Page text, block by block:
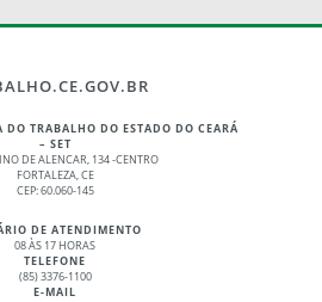
DO TRABALHO DO ESTADO DO CEARÁ
– SET
DE ALENCAR, 134 -CENTRO
FORTALEZA, CE
CEP: 60.060-145
DE ATENDIMENTO
08 ÀS 17 HORAS
TELEFONE
(85) 3376-1100
E-MAIL